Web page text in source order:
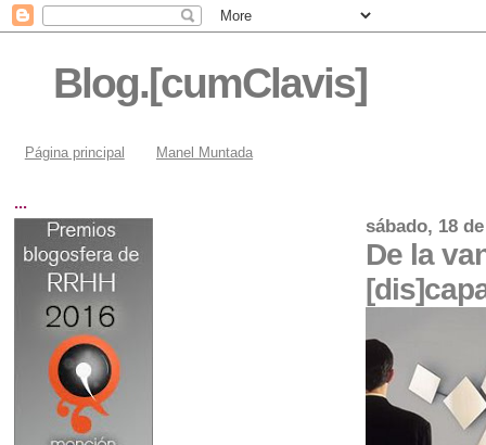
Blog.[cumClavis]
Página principal Manel Muntada
sábado, 18
De la
...